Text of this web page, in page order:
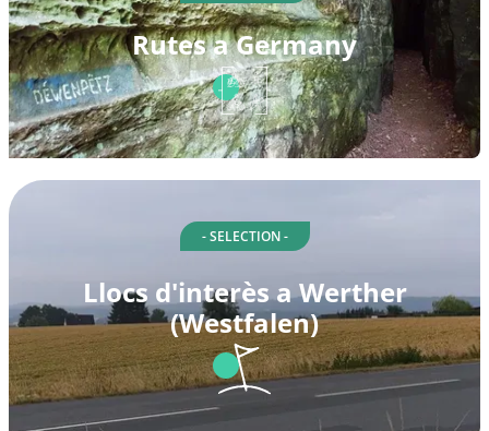
Rutes a Germany
- SELECTION -
Llocs d'interès a Werther
(Westfalen)